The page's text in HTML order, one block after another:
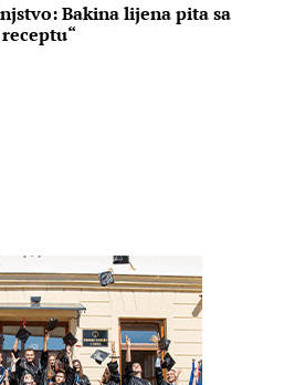
Bakina lijena pita sa